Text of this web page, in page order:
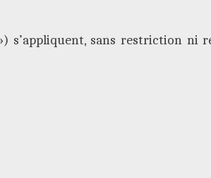
s’appliquent, sans restriction ni